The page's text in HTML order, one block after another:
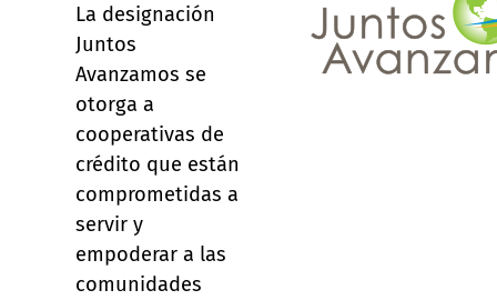
La designación
Juntos
Avanzamos se
otorga a
cooperativas de
crédito que están
comprometidas a
servir y
empoderar a las
comunidades